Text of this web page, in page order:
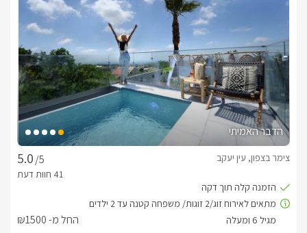
הדבר האמיתי
/5
צימר בצפון, עין יעקב
החל מ- ₪1500